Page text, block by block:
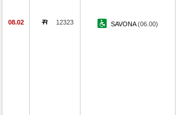
08.02 12323 SAVONA(06.00)